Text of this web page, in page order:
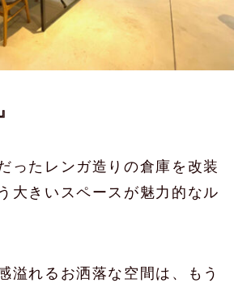
ったレンガ造りの倉庫を改装
大きいスペースが魅力的なル
溢れるお洒落な空間は、もう